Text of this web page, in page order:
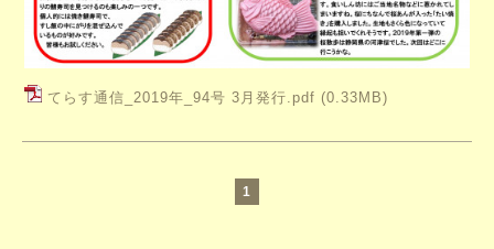
てらす通信_2019年_94号 3月発行.pdf (0.33MB)
1